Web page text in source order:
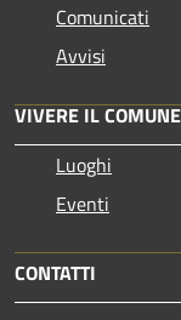
Comunicati
Avvisi
VIVERE IL COMUNE
Luoghi
Eventi
CONTATTI